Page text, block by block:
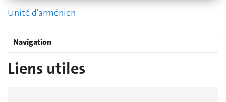
Unité d'arménien
Navigation
Liens utiles